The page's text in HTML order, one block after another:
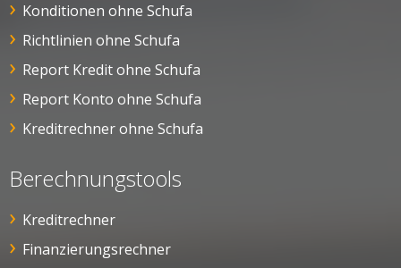
Konditionen ohne Schufa
Richtlinien ohne Schufa
Report Kredit ohne Schufa
Report Konto ohne Schufa
Kreditrechner ohne Schufa
Berechnungstools
Kreditrechner
Finanzierungsrechner